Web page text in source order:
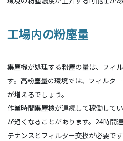
工場内の粉塵量
集塵機が処理する粉塵の量は、フィ
す。高粉塵量の環境では、フィルタ
が増えるでしょう。
作業時間集塵機が連続して稼働して
が短くなることがあります。24時間
テナンスとフィルター交換が必要です